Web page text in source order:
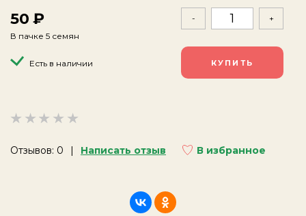
Отзывов: 0 Написать отзыв В избранное
50
В пачке 5 семян
Есть в наличии
- +